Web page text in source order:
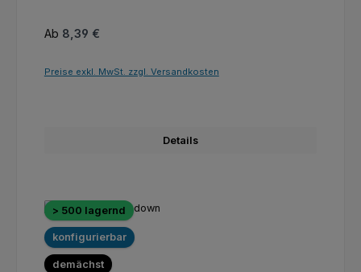
Regulärer Preis:
Ab 8,39 €
Preise exkl. MwSt. zzgl. Versandkosten
Details
> 500 lagernd
konfigurierbar
demächst